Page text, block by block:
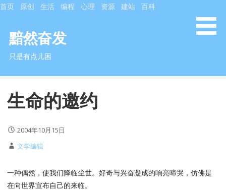
S
首页 原创 生活 编程 心理 资源 建站 百科
黯然奋发
只是有点儿困
生命的邀约
2004年10月15日
文学编辑
一种偶然，使我们降临尘世。好奇与兴奋凝成的响亮啼哭，仿佛是
在向世界宣布自己的来临。